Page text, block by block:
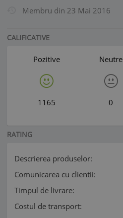
Membru din 23 Mai 2016
CALIFICATIVE
Pozitive
1165
Neutre
0
RATING
Descrierea produselor:
Comunicarea cu clientii:
Timpul de livrare:
Costul de transport: